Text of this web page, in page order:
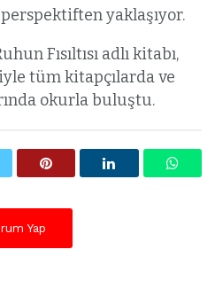
yaklaşıyor.
Fısıltısı adlı kitabı,
tüm kitapçılarda ve
okurla buluştu.
Yap